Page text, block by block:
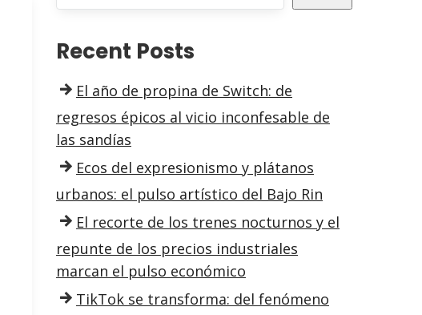
Recent Posts
El año de propina de Switch: de
regresos épicos al vicio inconfesable de
las sandías
Ecos del expresionismo y plátanos
urbanos: el pulso artístico del Bajo Rin
El recorte de los trenes nocturnos y el
repunte de los precios industriales
marcan el pulso económico
TikTok se transforma: del fenómeno